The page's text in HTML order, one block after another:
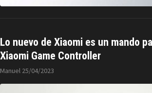
Lo nuevo de Xiaomi es un mando
Xiaomi Game Controller
Manuel 25/04/2023